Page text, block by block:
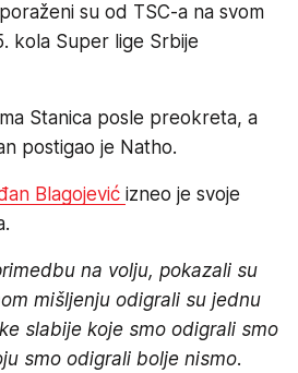
su od TSC-a na svom
kola Super lige Srbije
Stanica posle preokreta, a
postigao je Natho.
Blagojević izneo je svoje
na volju, pokazali su
mišljenju odigrali su jednu
slabije koje smo odigrali smo
smo odigrali bolje nismo.